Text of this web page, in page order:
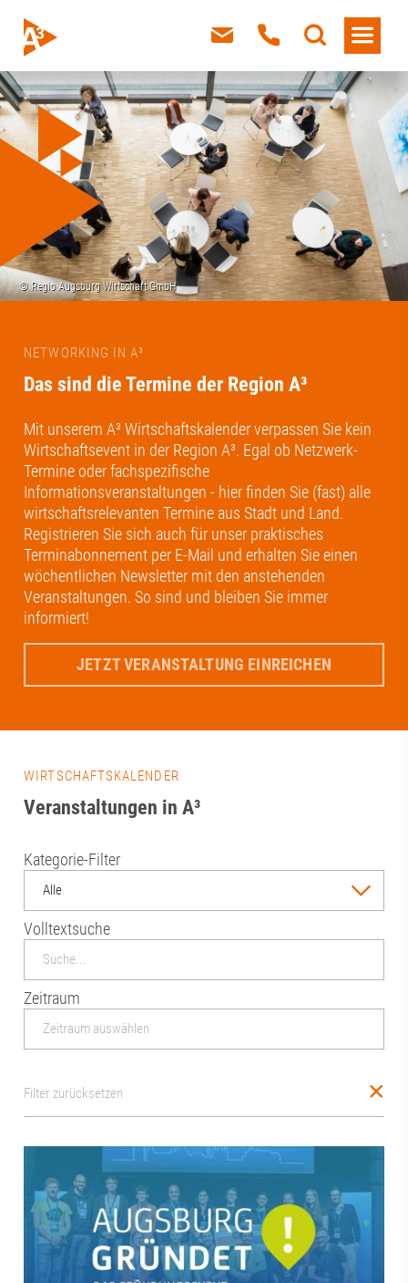
NETWORKING IN A³
Das sind die Termine der Region A³
Mit unserem A³ Wirtschaftskalender verpassen Sie kein
Wirtschaftsevent in der Region A³. Egal ob Netzwerk-
Termine oder fachspezifische
Informationsveranstaltungen - hier finden Sie (fast) alle
wirtschaftsrelevanten Termine aus Stadt und Land.
Registrieren Sie sich auch für unser praktisches
Terminabonnement per E-Mail und erhalten Sie einen
wöchentlichen Newsletter mit den anstehenden
Veranstaltungen. So sind und bleiben Sie immer
informiert!
JETZT VERANSTALTUNG EINREICHEN
WIRTSCHAFTSKALENDER
Veranstaltungen in A³
Kategorie-Filter
Alle
Volltextsuche
Zeitraum
Filter zurücksetzen